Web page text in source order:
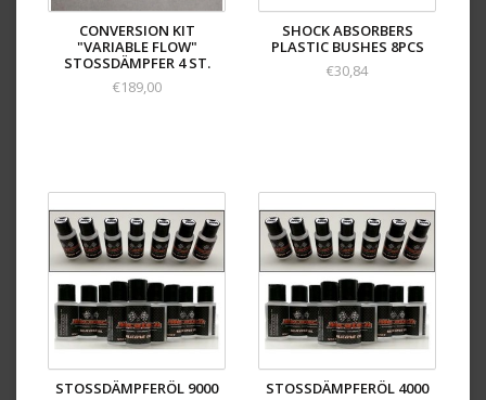
CONVERSION KIT
"VARIABLE FLOW"
STOSSDÄMPFER 4 ST.
€189,00
SHOCK ABSORBERS
PLASTIC BUSHES 8PCS
€30,84
STOSSDÄMPFERÖL 9000
STOSSDÄMPFERÖL 4000